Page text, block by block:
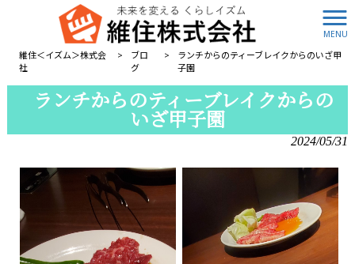
MENU
維住＜イズム＞株式会
社
>
ブロ
グ
>
ランチからのティーブレイクからのいざ甲
子園
ランチからのティーブレイクからの
いざ甲子園
2024/05/31